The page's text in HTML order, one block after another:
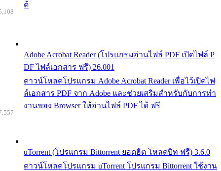
ด้
Adobe Acrobat Reader (โปรแกรมอ่านไฟล์ PDF เปิดไฟล์ P
DF ไฟล์เอกสาร ฟรี) 26.001
ดาวน์โหลดโปรแกรม Adobe Acrobat Reader เพื่อไว้เปิดไฟ
ล์เอกสาร PDF จาก Adobe และช่วยเสริมสำหรับกับการทำ
งานของ Browser ให้อ่านไฟล์ PDF ได้ ฟรี
uTorrent (โปรแกรม Bittorrent ยอดฮิต โหลดบิท ฟรี) 3.6.0
ดาวน์โหลดโปรแกรม uTorrent โปรแกรม Bittorrent ใช้งาน